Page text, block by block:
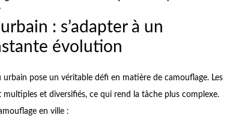
: s’adapter à un
évolution
pose un véritable défi en matière de camouflage. Les
et diversifiés, ce qui rend la tâche plus complexe.
en ville :